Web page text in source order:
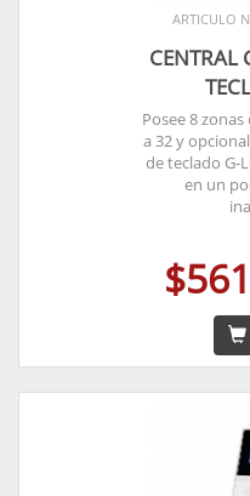
ARTICULO
CENTRAL
Posee 8
a 32 y
de teclado G-
en un